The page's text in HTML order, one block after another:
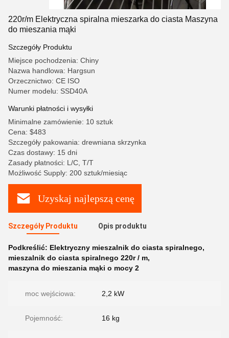
220r/m Elektryczna spiralna mieszarka do ciasta Maszyna
do mieszania mąki
Szczegóły Produktu
Miejsce pochodzenia: Chiny
Nazwa handlowa: Hargsun
Orzecznictwo: CE ISO
Numer modelu: SSD40A
Warunki płatności i wysyłki
Minimalne zamówienie: 10 sztuk
Cena: $483
Szczegóły pakowania: drewniana skrzynka
Czas dostawy: 15 dni
Zasady płatności: L/C, T/T
Możliwość Supply: 200 sztuk/miesiąc
Uzyskaj najlepszą cenę
Szczegóły Produktu Opis produktu
Podkreślić: Elektryczny mieszalnik do ciasta spiralnego,
mieszalnik do ciasta spiralnego 220r / m,
maszyna do mieszania mąki o mocy 2
moc wejściowa: 2,2 kW
Pojemność: 16 kg